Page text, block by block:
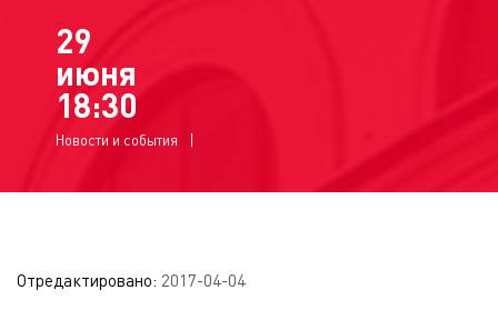
29
июня
18:30
Новости и события
Отредактировано: 2017-04-04